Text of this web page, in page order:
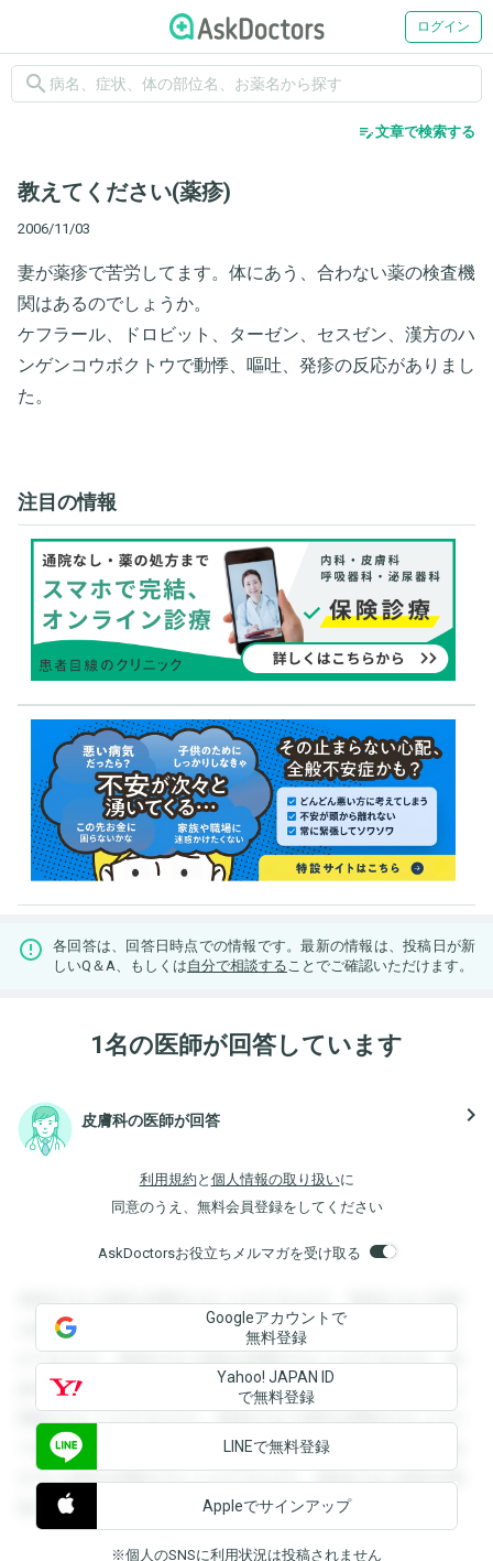
ログイン
search
edit_note文章で検索する
教えてください(薬疹)
2006/11/03
妻が薬疹で苦労してます。体にあう、合わない薬の検査機
関はあるのでしょうか。
ケフラール、ドロビット、ターゼン、セスゼン、漢方のハ
ンゲンコウボクトウで動悸、嘔吐、発疹の反応がありまし
た。
注目の情報
各回答は、回答日時点での情報です。最新の情報は、投稿日が新
しいQ＆A、もしくは自分で相談する ことでご確認いただけます。
1名の医師が回答しています
皮膚科の医師が回答 navigate_next
利用規約 と 個人情報の取り扱いに
同意のうえ、無料会員登録をしてください
AskDoctorsお役立ちメルマガを受け取る
登録すると回答を閲覧することができます。登録すると回答
を閲覧することができます。登録すると回答を閲覧すること
ができます。登録すると回答を閲覧することができます。登
録すると回答を閲覧することができます。登録すると回答を
閲覧することができます。登録すると回答を閲覧することが
できます。登録すると回答を閲覧することができます。登録
すると回答を閲覧することができます。登録すると回答を閲
覧することができます。
Googleアカウントで
無料登録
Yahoo! JAPAN ID
で無料登録
LINEで無料登録
Appleでサインアップ
※個人のSNSに利用状況は投稿されません